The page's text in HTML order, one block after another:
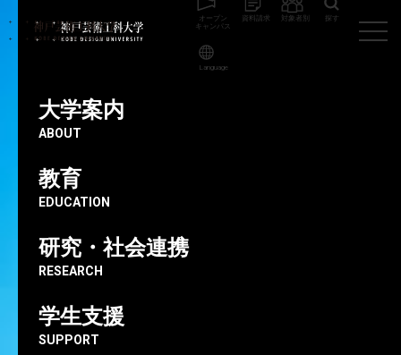
大学案内
ABOUT
教育
EDUCATION
研究・社会連携
RESEARCH
学生支援
SUPPORT
オープン
キャンパス
資料請求 対象者別 探す
Language
神戸芸術工科大学 入試情報
入試情報
受験上の配慮について
神戸芸術工科大学2027年度入学試験において、病気や負
傷、障がい等の事由により、受験上の配慮を希望される